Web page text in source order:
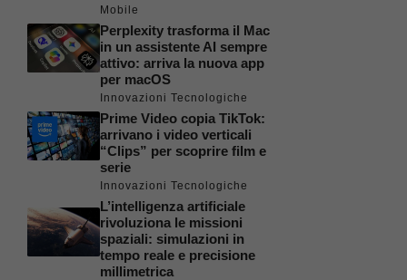
Mobile
Perplexity trasforma il Mac
in un assistente AI sempre
attivo: arriva la nuova app
per macOS
Innovazioni Tecnologiche
Prime Video copia TikTok:
arrivano i video verticali
“Clips” per scoprire film e
serie
Innovazioni Tecnologiche
L’intelligenza artificiale
rivoluziona le missioni
spaziali: simulazioni in
tempo reale e precisione
millimetrica